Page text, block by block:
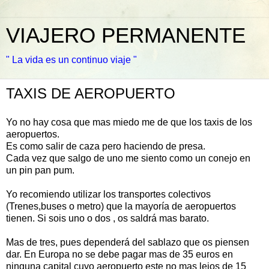
VIAJERO PERMANENTE
" La vida es un continuo viaje "
TAXIS DE AEROPUERTO
Yo no hay cosa que mas miedo me de que los taxis de los
aeropuertos.
Es como salir de caza pero haciendo de presa.
Cada vez que salgo de uno me siento como un conejo en
un pin pan pum.
Yo recomiendo utilizar los transportes colectivos
(Trenes,buses o metro) que la mayoría de aeropuertos
tienen. Si sois uno o dos , os saldrá mas barato.
Mas de tres, pues dependerá del sablazo que os piensen
dar. En Europa no se debe pagar mas de 35 euros en
ninguna capital cuyo aeropuerto este no mas lejos de 15